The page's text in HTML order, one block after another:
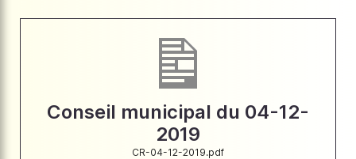
Conseil municipal du 04-12-
2019
CR-04-12-2019.pdf